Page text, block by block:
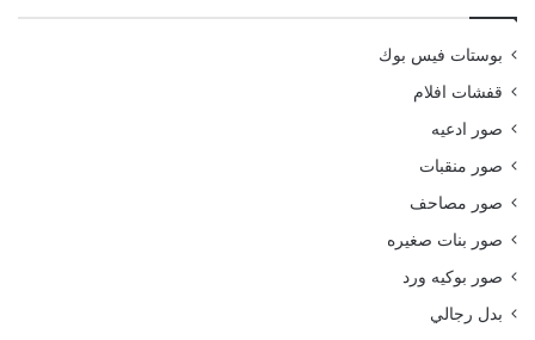
بوستات فيس بوك
قفشات افلام
صور ادعيه
صور منقبات
صور مصاحف
صور بنات صغيره
صور بوكيه ورد
بدل رجالي